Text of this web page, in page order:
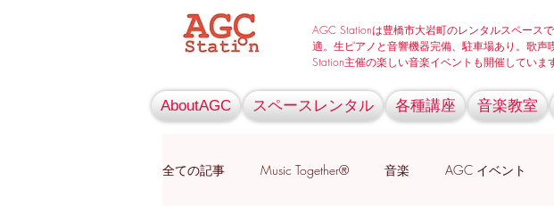
AGC Stationは豊橋市大岩町のレンタルスペース
適。生ピアノと音響機器完備、駐車場あり。歌
Station主催の楽しい音楽イベントも開催していま
AboutAGC スペースレンタル 各種講座 音楽教室
全ての記事 Music Together® 音楽 AGC イベント